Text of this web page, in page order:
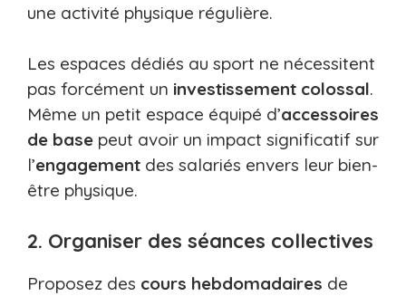
une activité physique régulière.
Les espaces dédiés au sport ne nécessitent
pas forcément un investissement colossal.
Même un petit espace équipé d’accessoires
de base peut avoir un impact significatif sur
l’engagement des salariés envers leur bien-
être physique.
2. Organiser des séances collectives
Proposez des cours hebdomadaires de